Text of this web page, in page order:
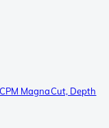
MagnaCut, Depth